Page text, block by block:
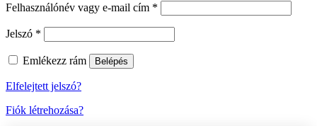
Felhasználónév vagy e-mail cím *
Jelszó *
Emlékezz rám Belépés
Elfelejtett jelszó?
Fiók létrehozása?